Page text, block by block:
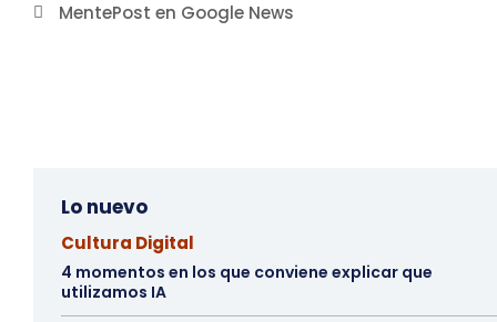
MentePost en Google News
Lo nuevo
Cultura Digital
4 momentos en los que conviene explicar que
utilizamos IA